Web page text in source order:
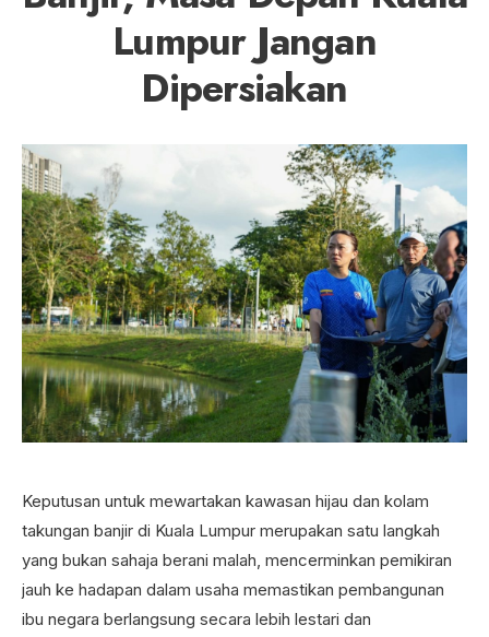
Lumpur Jangan
Dipersiakan
Keputusan untuk mewartakan kawasan hijau dan kolam
takungan banjir di Kuala Lumpur merupakan satu langkah
yang bukan sahaja berani malah, mencerminkan pemikiran
jauh ke hadapan dalam usaha memastikan pembangunan
ibu negara berlangsung secara lebih lestari dan